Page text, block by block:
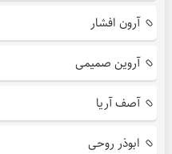
آرون افشار
آروین صمیمی
آصف آریا
ابوذر روحی